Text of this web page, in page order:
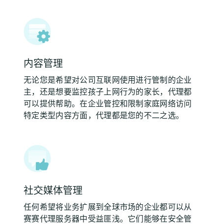
内容管理
无论您是希望对公司互联网使用进行管制的企业
主，还是想要监控孩子上网行为的家长，代理都
可以提供帮助。在企业管控和限制家庭网络访问
特定类型内容方面，代理都是您的不二之选。
社交媒体管理
任何希望将业务扩展到全球市场的企业都可以从
赛赛代理服务器中受益匪浅。它们能够在安全管